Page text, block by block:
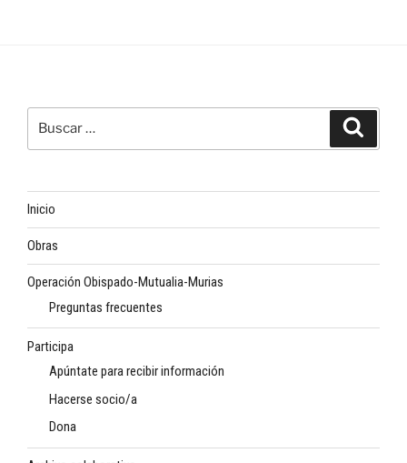
Inicio
Obras
Operación Obispado-Mutualia-Murias
Preguntas frecuentes
Participa
Apúntate para recibir información
Hacerse socio/a
Dona